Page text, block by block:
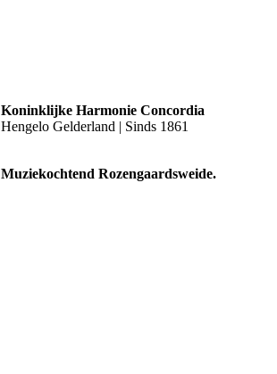
Koninklijke Harmonie Concordia
Hengelo Gelderland | Sinds 1861
Muziekochtend Rozengaardsweide.